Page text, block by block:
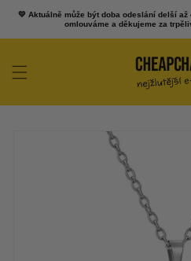
💛 Aktuálně může být doba odeslání delší až
omlouváme a děkujeme za
Prejsť k